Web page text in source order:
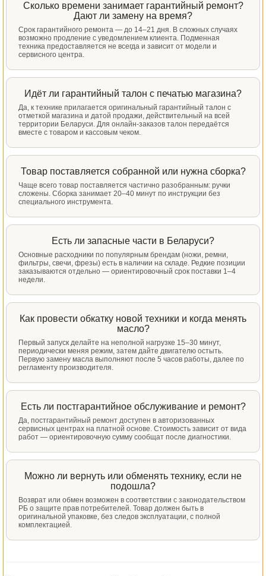
Сколько времени занимает гарантийный ремонт?
Дают ли замену на время?
Срок гарантийного ремонта — до 14–21 дня. В сложных случаях
возможно продление с уведомлением клиента. Подменная
техника предоставляется не всегда и зависит от модели и
сервисного центра.
Идёт ли гарантийный талон с печатью магазина?
Да, к технике прилагается оригинальный гарантийный талон с
отметкой магазина и датой продажи, действительный на всей
территории Беларуси. Для онлайн-заказов талон передаётся
вместе с товаром и кассовым чеком.
Товар поставляется собранной или нужна сборка?
Чаще всего товар поставляется частично разобранным: ручки
сложены. Сборка занимает 20–40 минут по инструкции без
специального инструмента.
Есть ли запасные части в Беларуси?
Основные расходники по популярным брендам (ножи, ремни,
фильтры, свечи, фрезы) есть в наличии на складе. Редкие позиции
заказываются отдельно — ориентировочный срок поставки 1–4
недели.
Как провести обкатку новой техники и когда менять
масло?
Первый запуск делайте на неполной нагрузке 15–30 минут,
периодически меняя режим, затем дайте двигателю остыть.
Первую замену масла выполняют после 5 часов работы, далее по
регламенту производителя.
Есть ли постгарантийное обслуживание и ремонт?
Да, постгарантийный ремонт доступен в авторизованных
сервисных центрах на платной основе. Стоимость зависит от вида
работ — ориентировочную сумму сообщат после диагностики.
Можно ли вернуть или обменять технику, если не
подошла?
Возврат или обмен возможен в соответствии с законодательством
РБ о защите прав потребителей. Товар должен быть в
оригинальной упаковке, без следов эксплуатации, с полной
комплектацией.